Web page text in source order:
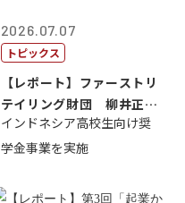
2026.07.07
トピックス
【レポート】ファーストリ
テイリング財団 柳井正
理事長
インドネシア高校生向け奨
学金事業を実施